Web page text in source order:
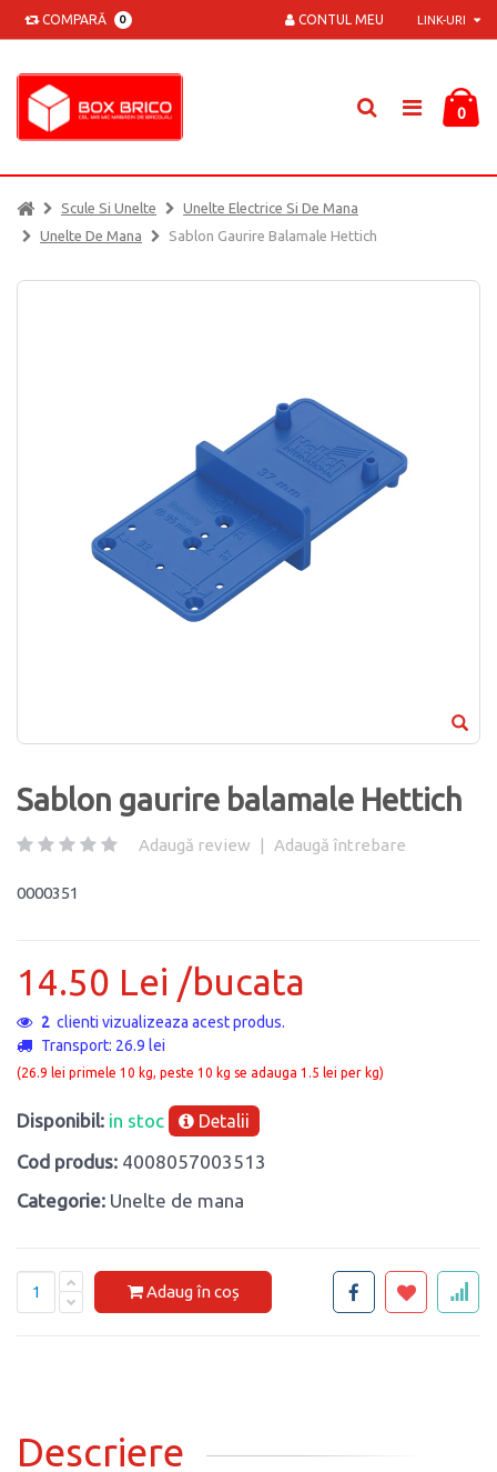
COMPARĂ 0 LINK-URI
CONTUL MEU
0
Scule Si Unelte
Unelte Electrice Si De Mana
Unelte De Mana
Sablon Gaurire Balamale Hettich
Sablon gaurire balamale Hettich
Adaugă review | Adaugă întrebare
0000351
14.50 Lei /bucata
8 clienti vizualizeaza acest produs.
Transport: 26.9 lei
(26.9 lei primele 10 kg, peste 10 kg se adauga 1.5 lei per kg)
Disponibil: in stoc Detalii
Cod produs: 4008057003513
Categorie: Unelte de mana
Adaug în coș
Descriere